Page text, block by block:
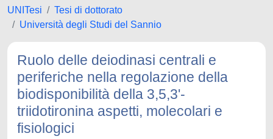
UNITesi
Tesi di dottorato
Università degli Studi del Sannio
Ruolo delle deiodinasi centrali e
periferiche nella regolazione della
biodisponibilità della 3,5,3'-
triidotironina aspetti, molecolari e
fisiologici